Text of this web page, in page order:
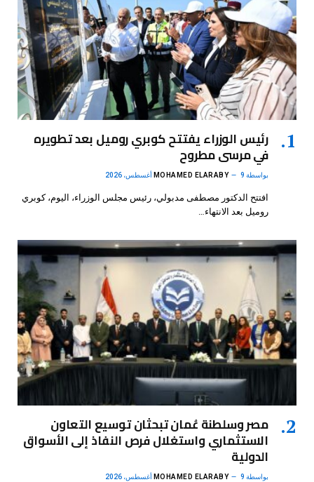
رئيس الوزراء يفتتح كوبري روميل بعد تطويره
في مرسى مطروح
بواسطة MOHAMED ELARABY 9 أغسطس، 2026
افتتح الدكتور مصطفى مدبولي، رئيس مجلس الوزراء، اليوم، كوبري
روميل بعد الانتهاء…
مصر وسلطنة عُمان تبحثان توسيع التعاون
الاستثماري واستغلال فرص النفاذ إلى الأسواق
الدولية
بواسطة MOHAMED ELARABY 9 أغسطس، 2026